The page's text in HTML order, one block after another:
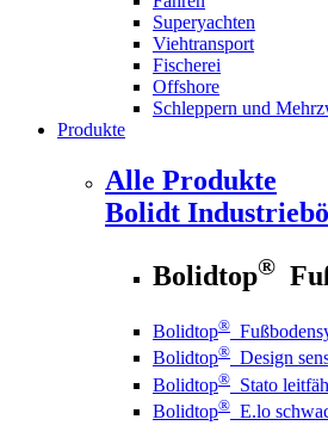
Superyachten
Viehtransport
Fischerei
Offshore
Schleppern und
Produkte
Alle Produkte
Bolidt
Bolidtop®
Bolidtop®
Bolidtop® Design
Bolidtop® Stato
Bolidtop® E.lo